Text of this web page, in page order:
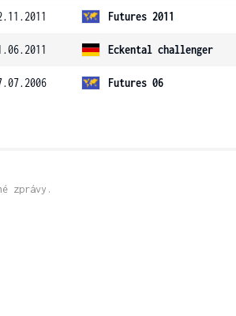
Futures 2011
Eckental challenger
Futures 06
zprávy.